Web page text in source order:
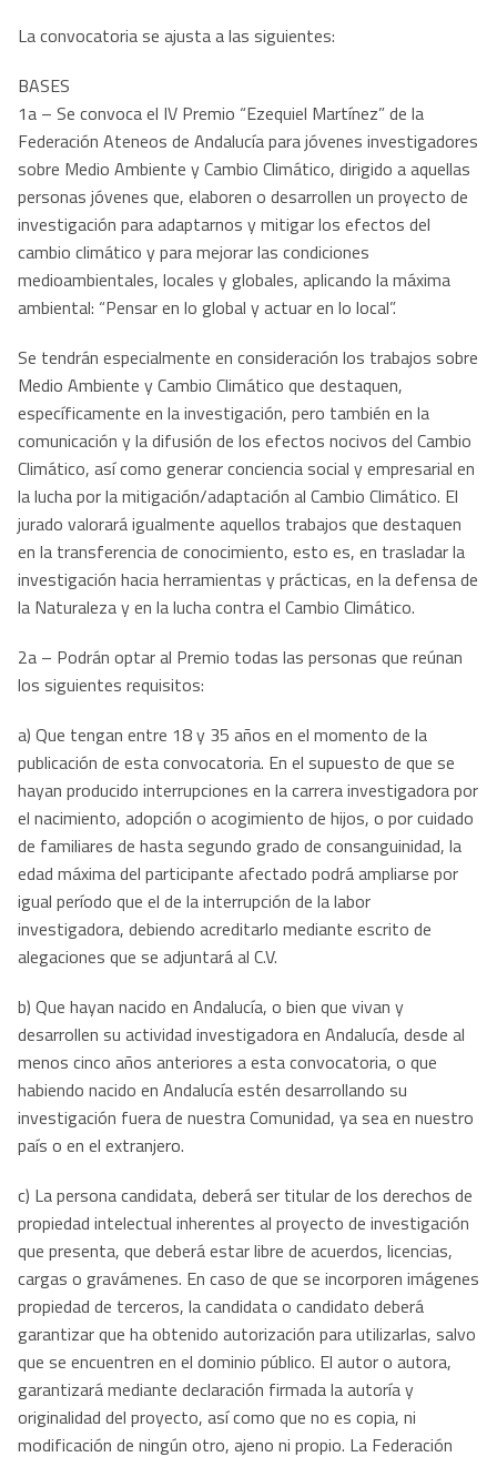
La convocatoria se ajusta a las siguientes:
BASES
1a – Se convoca el IV Premio “Ezequiel Martínez” de la
Federación Ateneos de Andalucía para jóvenes investigadores
sobre Medio Ambiente y Cambio Climático, dirigido a aquellas
personas jóvenes que, elaboren o desarrollen un proyecto de
investigación para adaptarnos y mitigar los efectos del
cambio climático y para mejorar las condiciones
medioambientales, locales y globales, aplicando la máxima
ambiental: “Pensar en lo global y actuar en lo local”.
Se tendrán especialmente en consideración los trabajos sobre
Medio Ambiente y Cambio Climático que destaquen,
específicamente en la investigación, pero también en la
comunicación y la difusión de los efectos nocivos del Cambio
Climático, así como generar conciencia social y empresarial en
la lucha por la mitigación/adaptación al Cambio Climático. El
jurado valorará igualmente aquellos trabajos que destaquen
en la transferencia de conocimiento, esto es, en trasladar la
investigación hacia herramientas y prácticas, en la defensa de
la Naturaleza y en la lucha contra el Cambio Climático.
2a – Podrán optar al Premio todas las personas que reúnan
los siguientes requisitos:
a) Que tengan entre 18 y 35 años en el momento de la
publicación de esta convocatoria. En el supuesto de que se
hayan producido interrupciones en la carrera investigadora por
el nacimiento, adopción o acogimiento de hijos, o por cuidado
de familiares de hasta segundo grado de consanguinidad, la
edad máxima del participante afectado podrá ampliarse por
igual período que el de la interrupción de la labor
investigadora, debiendo acreditarlo mediante escrito de
alegaciones que se adjuntará al C.V.
b) Que hayan nacido en Andalucía, o bien que vivan y
desarrollen su actividad investigadora en Andalucía, desde al
menos cinco años anteriores a esta convocatoria, o que
habiendo nacido en Andalucía estén desarrollando su
investigación fuera de nuestra Comunidad, ya sea en nuestro
país o en el extranjero.
c) La persona candidata, deberá ser titular de los derechos de
propiedad intelectual inherentes al proyecto de investigación
que presenta, que deberá estar libre de acuerdos, licencias,
cargas o gravámenes. En caso de que se incorporen imágenes
propiedad de terceros, la candidata o candidato deberá
garantizar que ha obtenido autorización para utilizarlas, salvo
que se encuentren en el dominio público. El autor o autora,
garantizará mediante declaración firmada la autoría y
originalidad del proyecto, así como que no es copia, ni
modificación de ningún otro, ajeno ni propio. La Federación